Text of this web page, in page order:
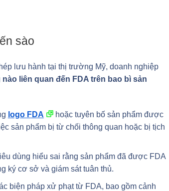
sào
lưu hành tại thị trường Mỹ, doanh nghiệp
liên quan đến FDA trên bao bì sản
logo FDA
hoặc tuyên bố sản phẩm được
sản phẩm bị từ chối thông quan hoặc bị tịch
dùng hiểu sai rằng sản phẩm đã được FDA
ký cơ sở và giám sát tuân thủ.
biện pháp xử phạt từ FDA, bao gồm cảnh